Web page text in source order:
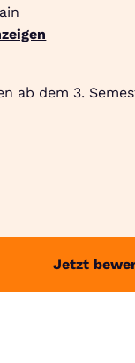
ab dem 3.
Jetzt